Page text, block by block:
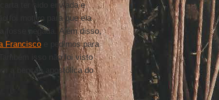
ter sido enviada e
foi motivo para que ela
fosse negada. Além disso,
Franciscoe pedimos para
isso não foi visto
a benção apostólica do